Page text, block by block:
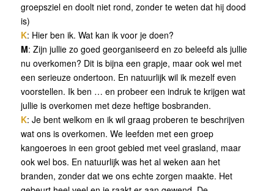
groepsziel en doolt niet rond, zonder te weten dat hij dood
is)
K: Hier ben ik. Wat kan ik voor je doen?
M: Zijn jullie zo goed georganiseerd en zo beleefd als jullie
nu overkomen? Dit is bijna een grapje, maar ook wel met
een serieuze ondertoon. En natuurlijk wil ik mezelf even
voorstellen. Ik ben … en probeer een indruk te krijgen wat
jullie is overkomen met deze heftige bosbranden.
K: Je bent welkom en ik wil graag proberen te beschrijven
wat ons is overkomen. We leefden met een groep
kangoeroes in een groot gebied met veel grasland, maar
ook wel bos. En natuurlijk was het al weken aan het
branden, zonder dat we ons echte zorgen maakte. Het